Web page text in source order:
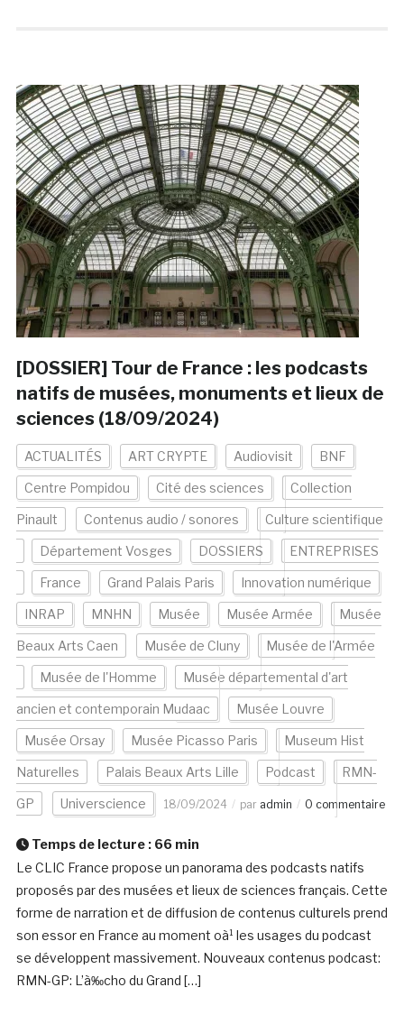
[DOSSIER] Tour de France : les podcasts
natifs de musées, monuments et lieux de
sciences (18/09/2024)
ACTUALITÉS ART CRYPTE Audiovisit BNF
Centre Pompidou Cité des sciences Collection
Pinault Contenus audio / sonores Culture scientifique
Département Vosges DOSSIERS ENTREPRISES
France Grand Palais Paris Innovation numérique
INRAP MNHN Musée Musée Armée Musée
Beaux Arts Caen Musée de Cluny Musée de l'Armée
Musée de l'Homme Musée départemental d'art
ancien et contemporain Mudaac Musée Louvre
Musée Orsay Musée Picasso Paris Museum Hist
Naturelles Palais Beaux Arts Lille Podcast RMN-
GP Universcience 18/09/2024 par admin 0 commentaire
Temps de lecture : 66 min
Le CLIC France propose un panorama des podcasts natifs
proposés par des musées et lieux de sciences français. Cette
forme de narration et de diffusion de contenus culturels prend
son essor en France au moment oà¹ les usages du podcast
se développent massivement. Nouveaux contenus podcast:
RMN-GP: L’à‰cho du Grand […]